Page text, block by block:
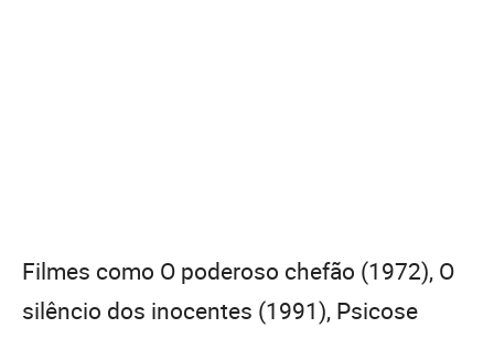
Filmes como O poderoso chefão (1972), O
silêncio dos inocentes (1991), Psicose